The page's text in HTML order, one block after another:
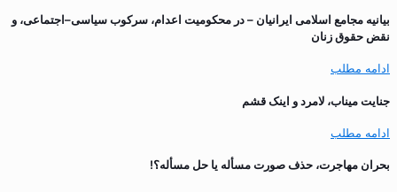
بیانیه مجامع اسلامی ایرانیان – در محکومیت اعدام، سرکوب سیاسی–اجتماعی، و
نقض حقوق زنان
ادامه مطلب
جنایت میناب، لامرد و اینک قشم
ادامه مطلب
بحران مهاجرت‌، حذف صورت مسأله یا حل مسأله؟!